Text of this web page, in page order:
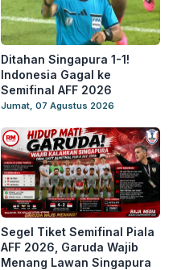
Ditahan Singapura 1-1!
Indonesia Gagal ke
Semifinal AFF 2026
Jumat, 07 Agustus 2026
Segel Tiket Semifinal Piala
AFF 2026, Garuda Wajib
Menang Lawan Singapura